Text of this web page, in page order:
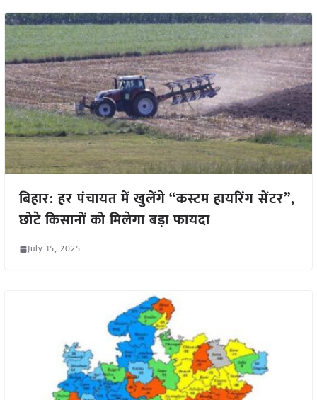
बिहार: हर पंचायत में खुलेंगे “कस्टम हायरिंग सेंटर”,
छोटे किसानों को मिलेगा बड़ा फायदा
July 15, 2025